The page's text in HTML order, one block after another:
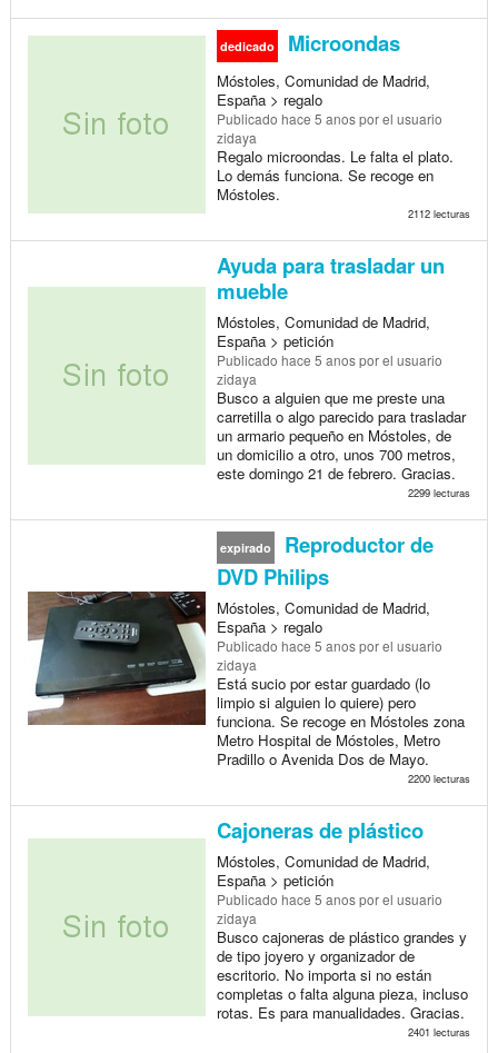
dedicado Microondas
Móstoles, Comunidad de Madrid,
España > regalo
Publicado hace 5 anospor el usuario
zidaya
Regalo microondas. Le falta el plato.
Lo demás funciona. Se recoge en
Móstoles.
2112 lecturas
Ayuda para trasladar un
mueble
Móstoles, Comunidad de Madrid,
España > petición
Publicado hace 5 anospor el usuario
zidaya
Busco a alguien que me preste una
carretilla o algo parecido para trasladar
un armario pequeño en Móstoles, de
un domicilio a otro, unos 700 metros,
este domingo 21 de febrero. Gracias.
2299 lecturas
expirado
Reproductor de
DVD Philips
Móstoles, Comunidad de Madrid,
España > regalo
Publicado hace 5 anospor el usuario
zidaya
Está sucio por estar guardado (lo
limpio si alguien lo quiere) pero
funciona. Se recoge en Móstoles zona
Metro Hospital de Móstoles, Metro
Pradillo o Avenida Dos de Mayo.
2200 lecturas
Cajoneras de plástico
Móstoles, Comunidad de Madrid,
España > petición
Publicado hace 5 anospor el usuario
zidaya
Busco cajoneras de plástico grandes y
de tipo joyero y organizador de
escritorio. No importa si no están
completas o falta alguna pieza, incluso
rotas. Es para manualidades. Gracias.
2401 lecturas